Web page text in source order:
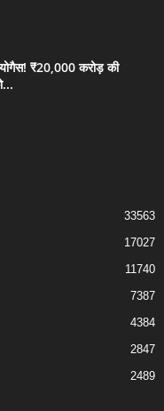
₹20,000 करोड़ की
33563
17027
11740
7387
4384
2847
2489